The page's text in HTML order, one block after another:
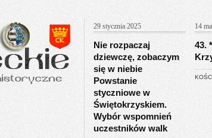
29 stycznia 2025
Nie rozpaczaj
dziewczę, zobaczym
się w niebie
Powstanie
styczniowe w
Świętokrzyskiem.
Wybór wspomnień
uczestników walk
14
43.